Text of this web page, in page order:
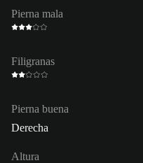
Pierna mala
Filigranas
Pierna buena
Derecha
Altura